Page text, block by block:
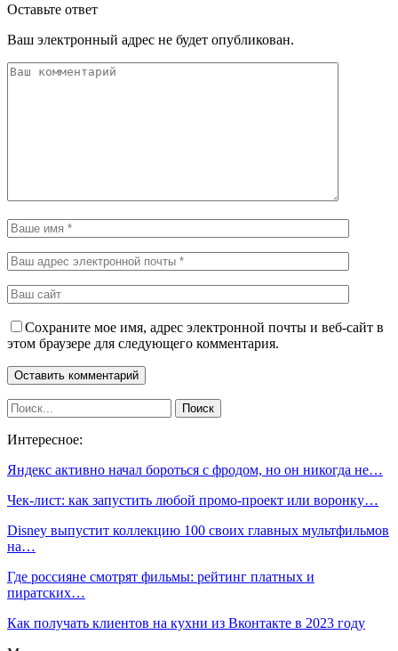
Оставьте ответ
Ваш электронный адрес не будет опубликован.
Сохраните мое имя, адрес электронной почты и веб-сайт в
этом браузере для следующего комментария.
Интересное:
Яндекс активно начал бороться с фродом, но он никогда не…
Чек-лист: как запустить любой промо-проект или воронку…
Disney выпустит коллекцию 100 своих главных мультфильмов
на…
Где россияне смотрят фильмы: рейтинг платных и
пиратских…
Как получать клиентов на кухни из Вконтакте в 2023 году